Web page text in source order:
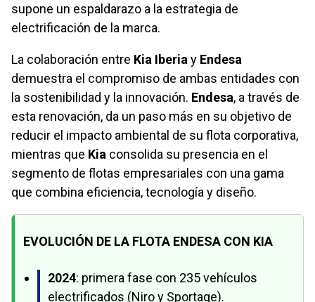
supone un espaldarazo a la estrategia de
electrificación de la marca.
La colaboración entre Kia Iberia y Endesa
demuestra el compromiso de ambas entidades con
la sostenibilidad y la innovación. Endesa, a través de
esta renovación, da un paso más en su objetivo de
reducir el impacto ambiental de su flota corporativa,
mientras que Kia consolida su presencia en el
segmento de flotas empresariales con una gama
que combina eficiencia, tecnología y diseño.
EVOLUCIÓN DE LA FLOTA ENDESA CON KIA
2024: primera fase con 235 vehículos
electrificados (Niro y Sportage).